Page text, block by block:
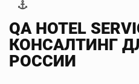
QA HOTEL
КОНСАЛТИНГ
РОССИИ